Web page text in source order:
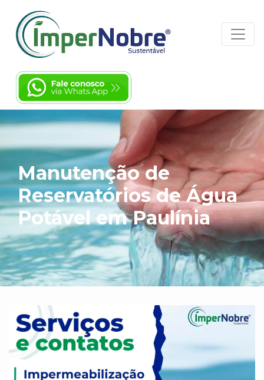
Manutenção de
Reservatórios de Água
Potável em Paulínia